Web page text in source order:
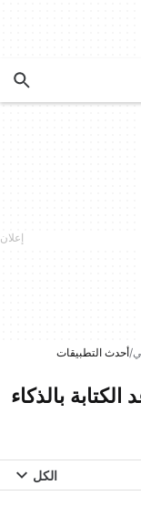
أحدث التطبيقات
الكتابة بالذكاء
الكل